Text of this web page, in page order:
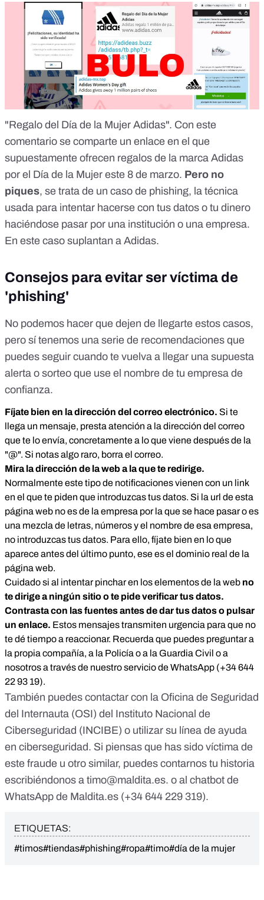
"Regalo del Día de la Mujer Adidas". Con este
comentario se comparte un enlace en el que
supuestamente ofrecen regalos de la marca Adidas
por el Día de la Mujer este 8 de marzo. Pero no
piques, se trata de un caso de phishing, la técnica
usada para intentar hacerse con tus datos o tu dinero
haciéndose pasar por una institución o una empresa.
En este caso suplantan a Adidas.
Consejos para evitar ser víctima de
'phishing'
No podemos hacer que dejen de llegarte estos casos,
pero sí tenemos una serie de recomendaciones que
puedes seguir cuando te vuelva a llegar una supuesta
alerta o sorteo que use el nombre de tu empresa de
confianza.
Fíjate bien en la dirección del correo electrónico. Si te
llega un mensaje, presta atención a la dirección del correo
que te lo envía, concretamente a lo que viene después de la
"@". Si notas algo raro, borra el correo.
Mira la dirección de la web a la que te redirige.
Normalmente este tipo de notificaciones vienen con un link
en el que te piden que introduzcas tus datos. Si la url de esta
página web no es de la empresa por la que se hace pasar o es
una mezcla de letras, números y el nombre de esa empresa,
no introduzcas tus datos. Para ello, fíjate bien en lo que
aparece antes del último punto, ese es el dominio real de la
página web.
Cuidado si al intentar pinchar en los elementos de la web no
te dirige a ningún sitio o te pide verificar tus datos.
Contrasta con las fuentes antes de dar tus datos o pulsar
un enlace. Estos mensajes transmiten urgencia para que no
te dé tiempo a reaccionar. Recuerda que puedes preguntar a
la propia compañía, a la Policía o a la Guardia Civil o a
nosotros a través de nuestro servicio de WhatsApp (+34 644
22 93 19).
También puedes contactar con la Oficina de Seguridad
del Internauta (OSI) del Instituto Nacional de
Ciberseguridad (INCIBE) o utilizar su línea de ayuda
en ciberseguridad. Si piensas que has sido víctima de
este fraude u otro similar, puedes contarnos tu historia
escribiéndonos a timo@maldita.es. o al chatbot de
WhatsApp de Maldita.es (+34 644 229 319).
ETIQUETAS:
#timos#tiendas#phishing#ropa#timo#día de la mujer